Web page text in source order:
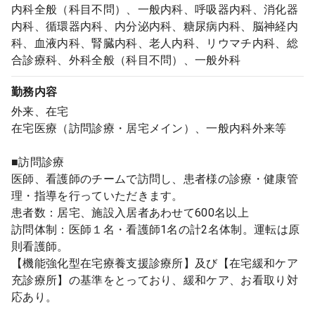
内科全般（科目不問）、一般内科、呼吸器内科、消化器
内科、循環器内科、内分泌内科、糖尿病内科、脳神経内
科、血液内科、腎臓内科、老人内科、リウマチ内科、総
合診療科、外科全般（科目不問）、一般外科
勤務内容
外来、在宅
在宅医療（訪問診療・居宅メイン）、一般内科外来等
■訪問診療
医師、看護師のチームで訪問し、患者様の診療・健康管
理・指導を行っていただきます。
患者数：居宅、施設入居者あわせて600名以上
訪問体制：医師１名・看護師1名の計2名体制。運転は原
則看護師。
【機能強化型在宅療養支援診療所】及び【在宅緩和ケア
充診療所】の基準をとっており、緩和ケア、お看取り対
応あり。